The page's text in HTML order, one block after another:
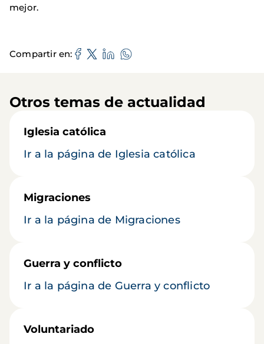
mejor.
Compartir en
Otros temas de actualidad
Iglesia católica
Ir a la página de Iglesia católica
Migraciones
Ir a la página de Migraciones
Guerra y conflicto
Ir a la página de Guerra y conflicto
Voluntariado